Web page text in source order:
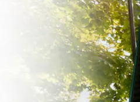
da Plenitude On The Road